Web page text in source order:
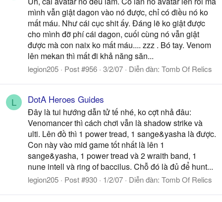
mình vẫn giật dagon vào nó được, chỉ có điều nó ko
mất máu. Như cái cục shit ấy. Đáng lẽ ko giật được
cho mình đỡ phí cái dagon, cuối cùng nó vẫn giật
được mà con naix ko mất máu.... zzz . Bó tay. Venom
lên mekan thì mất đi khả năng săn...
legion205 Post #956 3/2/07 Diễn đàn: Tomb Of Relics
L DotA Heroes Guides
Đây là tui hướng dẫn tử tế nhé, ko cợt nhả đâu:
Venomancer thì cách chơi vẫn là shadow strike và
ulti. Lên đồ thì 1 power tread, 1 sange&yasha là được.
Con này vào mid game tốt nhất là lên 1
sange&yasha, 1 power tread và 2 wraith band, 1
nune intell và ring of baccilus. Chỗ đó là đủ để hunt...
legion205 Post #930 1/2/07 Diễn đàn: Tomb Of Relics